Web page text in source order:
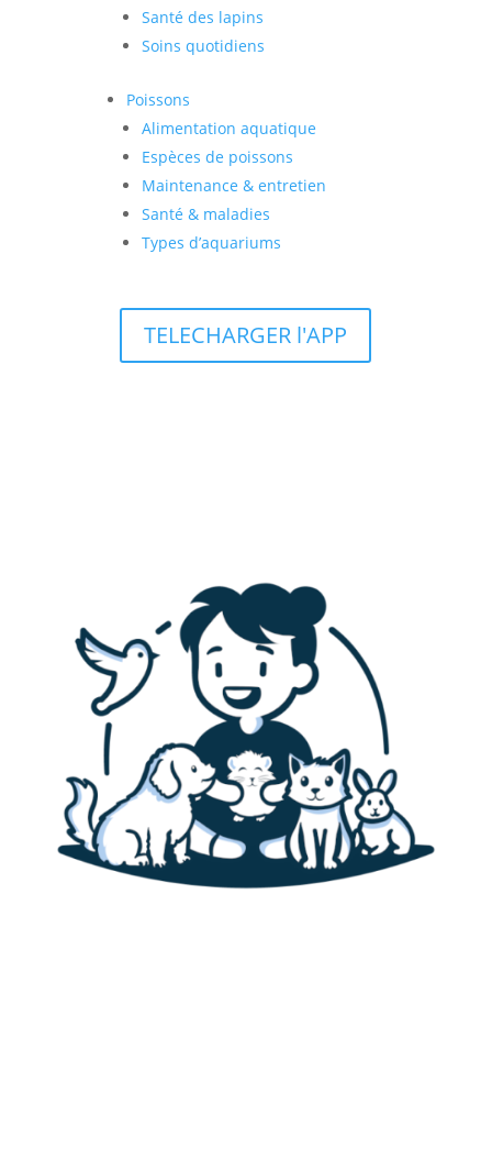
Santé des lapins
Soins quotidiens
Poissons
Alimentation aquatique
Espèces de poissons
Maintenance & entretien
Santé & maladies
Types d’aquariums
TELECHARGER l'APP